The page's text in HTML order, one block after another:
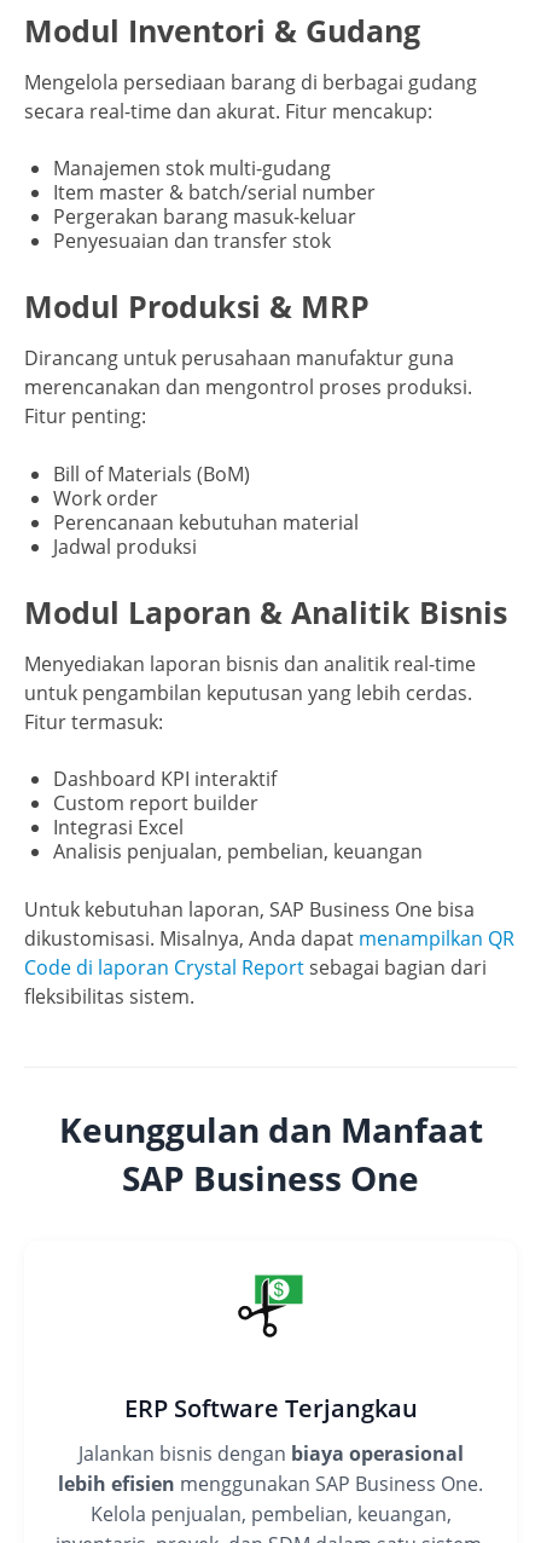
Modul Inventori & Gudang
Mengelola persediaan barang di berbagai gudang
secara real-time dan akurat. Fitur mencakup:
Manajemen stok multi-gudang
Item master & batch/serial number
Pergerakan barang masuk-keluar
Penyesuaian dan transfer stok
Modul Produksi & MRP
Dirancang untuk perusahaan manufaktur guna
merencanakan dan mengontrol proses produksi.
Fitur penting:
Bill of Materials (BoM)
Work order
Perencanaan kebutuhan material
Jadwal produksi
Modul Laporan & Analitik Bisnis
Menyediakan laporan bisnis dan analitik real-time
untuk pengambilan keputusan yang lebih cerdas.
Fitur termasuk:
Dashboard KPI interaktif
Custom report builder
Integrasi Excel
Analisis penjualan, pembelian, keuangan
Untuk kebutuhan laporan, SAP Business One bisa
dikustomisasi. Misalnya, Anda dapat menampilkan QR
Code di laporan Crystal Reportsebagai bagian dari
fleksibilitas sistem.
Keunggulan dan Manfaat
SAP Business One
ERP Software Terjangkau
Jalankan bisnis dengan biaya operasional
lebih efisien menggunakan SAP Business One.
Kelola penjualan, pembelian, keuangan,